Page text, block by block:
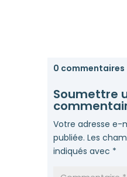
0 commentaires
Soumettre
Votre adresse e-
publiée. Les
indiqués avec *